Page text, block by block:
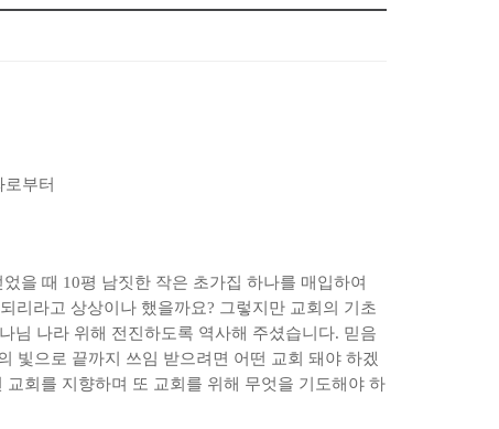
로부터
을 때 10평 남짓한 작은 초가집 하나를 매입하여
리라고 상상이나 했을까요? 그렇지만 교회의 기초
님 나라 위해 전진하도록 역사해 주셨습니다. 믿음
빛으로 끝까지 쓰임 받으려면 어떤 교회 돼야 하겠
회를 지향하며 또 교회를 위해 무엇을 기도해야 하